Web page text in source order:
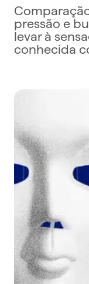
pressão e
levar à
conhecida